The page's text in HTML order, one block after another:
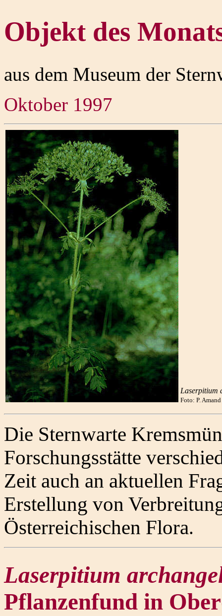
Objekt des
aus dem Museum der
Oktober 1997
Laserpitium
Foto: P.
Die Sternwarte
Forschungsstätte
Zeit auch an aktuellen
Erstellung von
Österreichischen Flora.
Laserpitium
Pflanzenfund in